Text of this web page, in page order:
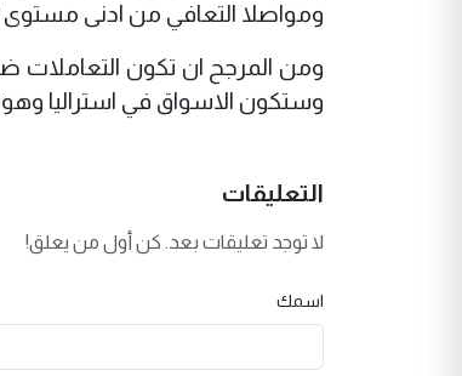
ومواصلا التعافي من ادنى مستوى له في أكثر من 12 عاما البالغ 95.77
ومن المرجح ان تكون التعاملات
وستكون الاسواق في استراليا
التعليقات
لا توجد تعليقات بعد. كن أول من يعلق!
اسمك